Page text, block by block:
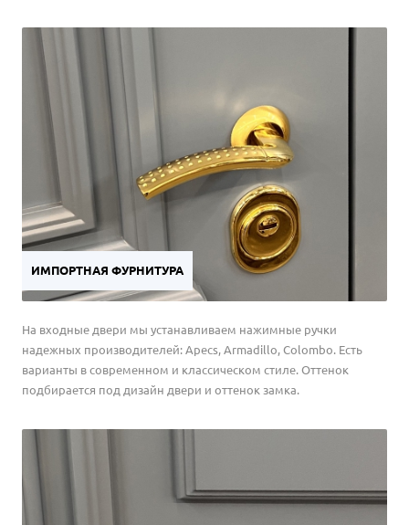
ИМПОРТНАЯ ФУРНИТУРА
На входные двери мы устанавливаем нажимные ручки
надежных производителей: Apecs, Armadillo, Colombo. Есть
варианты в современном и классическом стиле. Оттенок
подбирается под дизайн двери и оттенок замка.